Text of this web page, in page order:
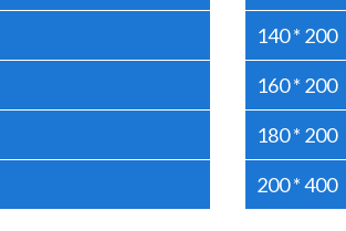
140 * 200
160 * 200
180 * 200
200 * 400